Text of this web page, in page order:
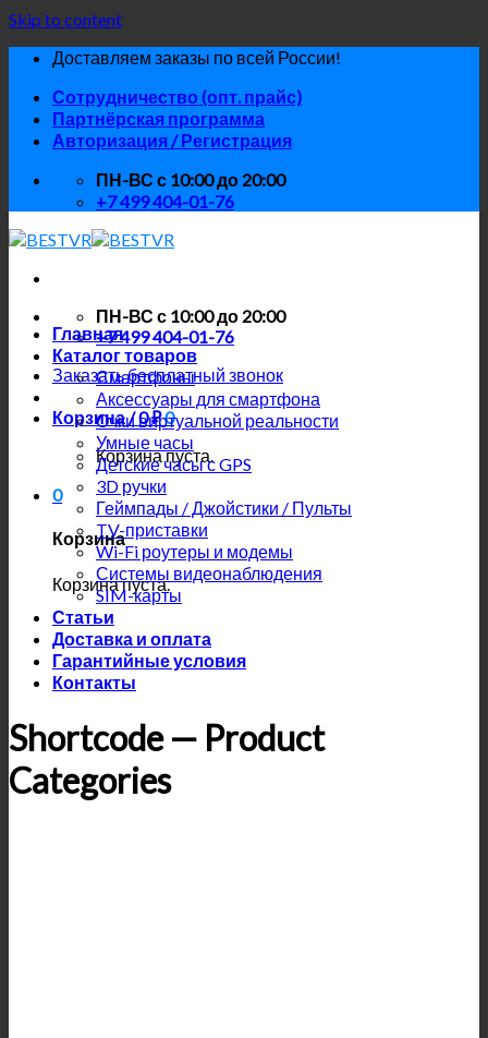
Skip to content
Доставляем заказы по всей России!
Сотрудничество (опт. прайс)
Партнёрская программа
Авторизация / Регистрация
ПН-ВС с 10:00 до 20:00
+7 499 404-01-76
ПН-ВС с 10:00 до 20:00
+7 499 404-01-76
Заказать бесплатный звонок
Корзина /0₽0
Корзина пуста.
0
Корзина
Корзина пуста.
Главная
Каталог товаров
Смартфоны
Аксессуары для смартфона
Очки виртуальной реальности
Умные часы
Детские часы с GPS
3D ручки
Геймпады / Джойстики / Пульты
TV-приставки
Wi-Fi роутеры и модемы
Системы видеонаблюдения
SIM-карты
Статьи
Доставка и оплата
Гарантийные условия
Контакты
Shortcode — Product
Categories